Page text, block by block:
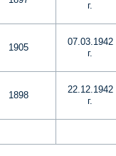
г.
1905
07.03.1942
г.
1898
22.12.1942
г.